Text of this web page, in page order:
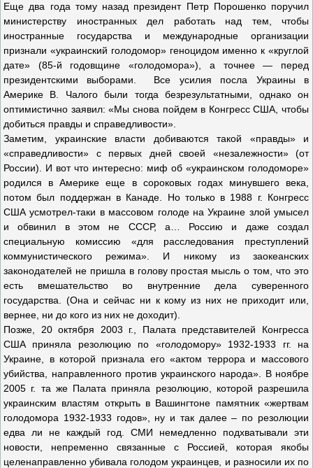
Еще два года тому назад президент Петр Порошенко поручил
министерству иностранных дел работать над тем, чтобы
иностранные государства и международные организации
признали «украинский голодомор» геноцидом именно к «круглой
дате» (85-й годовщине «голодомора»), а точнее — перед
президентскими выборами. Все усилия посла Украины в
Америке В. Чалого были тогда безрезультатными, однако он
оптимистично заявил: «Мы снова пойдем в Конгресс США, чтобы
добиться правды и справедливости».
Заметим, украинские власти добиваются такой «правды» и
«справедливости» с первых дней своей «незалежности» (от
России). И вот что интересно: миф об «украинском голодоморе»
родился в Америке еще в сороковых годах минувшего века,
потом был поддержан в Канаде. Но только в 1988 г. Конгресс
США усмотрел-таки в массовом голоде на Украине злой умысел
и обвинил в этом не СССР, а… Россию и даже создал
специальную комиссию «для расследования преступлений
коммунистического режима». И никому из заокеанских
законодателей не пришла в голову простая мысль о том, что это
есть вмешательство во внутренние дела суверенного
государства. (Она и сейчас ни к кому из них не приходит или,
вернее, ни до кого из них не доходит).
Позже, 20 октября 2003 г., Палата представителей Конгресса
США приняла резолюцию по «голодомору» 1932-1933 гг. на
Украине, в которой признала его «актом террора и массового
убийства, направленного против украинского народа». В ноябре
2005 г. та же Палата приняла резолюцию, которой разрешила
украинским властям открыть в Вашингтоне памятник «жертвам
голодомора 1932-1933 годов», ну и так далее – по резолюции
едва ли не каждый год. СМИ немедленно подхватывали эти
новости, непременно связанные с Россией, которая якобы
целенаправленно убивала голодом украинцев, и разносили их по